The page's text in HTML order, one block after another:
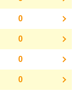
0
0
0
0